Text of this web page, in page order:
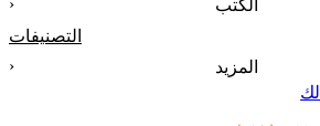
الكتب
‹
التصنيفات
المزيد
‹